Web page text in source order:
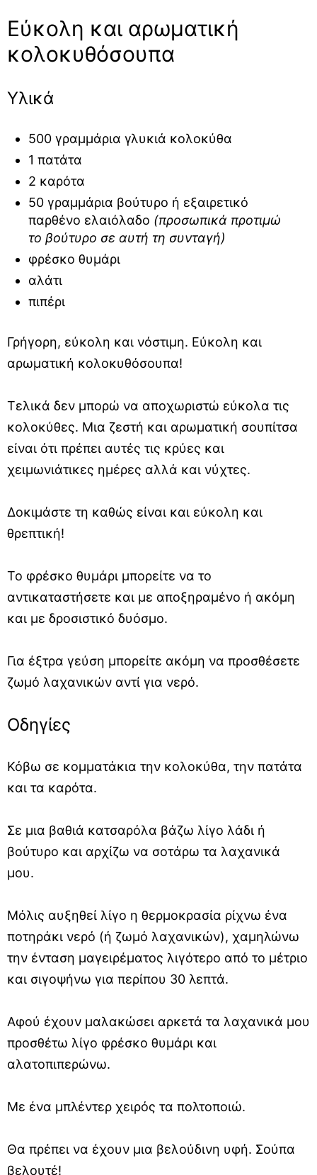
Εύκολη και αρωματική
κολοκυθόσουπα
Υλικά
500 γραμμάρια γλυκιά κολοκύθα
1 πατάτα
2 καρότα
50 γραμμάρια βούτυρο ή εξαιρετικό
παρθένο ελαιόλαδο (προσωπικά προτιμώ
το βούτυρο σε αυτή τη συνταγή)
φρέσκο θυμάρι
αλάτι
πιπέρι
Γρήγορη, εύκολη και νόστιμη. Εύκολη και
αρωματική κολοκυθόσουπα!
Τελικά δεν μπορώ να αποχωριστώ εύκολα τις
κολοκύθες. Μια ζεστή και αρωματική σουπίτσα
είναι ότι πρέπει αυτές τις κρύες και
χειμωνιάτικες ημέρες αλλά και νύχτες.
Δοκιμάστε τη καθώς είναι και εύκολη και
θρεπτική!
Το φρέσκο θυμάρι μπορείτε να το
αντικαταστήσετε και με αποξηραμένο ή ακόμη
και με δροσιστικό δυόσμο.
Για έξτρα γεύση μπορείτε ακόμη να προσθέσετε
ζωμό λαχανικών αντί για νερό.
Οδηγίες
Κόβω σε κομματάκια την κολοκύθα, την πατάτα
και τα καρότα.
Σε μια βαθιά κατσαρόλα βάζω λίγο λάδι ή
βούτυρο και αρχίζω να σοτάρω τα λαχανικά
μου.
Μόλις αυξηθεί λίγο η θερμοκρασία ρίχνω ένα
ποτηράκι νερό (ή ζωμό λαχανικών), χαμηλώνω
την ένταση μαγειρέματος λιγότερο από το μέτριο
και σιγοψήνω για περίπου 30 λεπτά.
Αφού έχουν μαλακώσει αρκετά τα λαχανικά μου
προσθέτω λίγο φρέσκο θυμάρι και
αλατοπιπερώνω.
Με ένα μπλέντερ χειρός τα πολτοποιώ.
Θα πρέπει να έχουν μια βελούδινη υφή. Σούπα
βελουτέ!